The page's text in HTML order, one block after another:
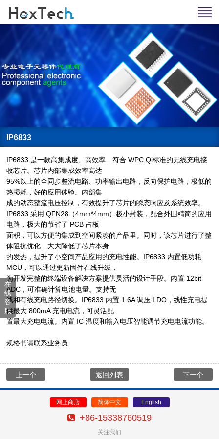
IP6833
IP6833 是一款高集成度、高效率，符合 WPC Qi标准的无线充电接
收芯片。芯片内部集成效率高达
95%以上的全同步整流电路、功率输出电路，反向保护电路，极低的
热损耗，好的应用体验。内部集
成的动态整流电压控制，有效提升了芯片的瞬态响应及系统效率。
IP6833 采用 QFN28（4mm*4mm）极小封装，配合外围精简的应用
电路，极大的节省了 PCB 占板
面积，可以方便的集成到空间紧凑的产品里。同时，该芯片进行了整
体阻抗优化，大大降低了芯片本身
的发热，提升了小空间产品应用的充电性能。IP6833 内置低功耗
MCU，可以通过更新固件在线升级，
为开发完整的终端设备解决方案提供灵活的设计手段。内置 12bit
ADC，可准确计算电池电量。支持无
线和有线充电路径切换。IP6833 内置 1.6A 调压 LDO，线性充电提
供最大 800mA 充电电流，可灵活配
置最大充电电流。内置 IC 温度和输入电压智能调节充电电流功能。
规格书请联系业务员
上一个 下一个
返回列表
网上商店 简体中文 English
+86-15338760519
关注我们
在
线
客
服